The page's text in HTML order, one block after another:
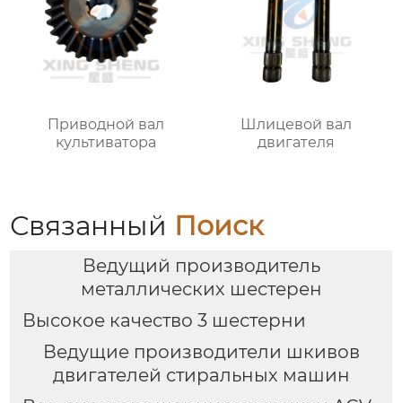
Приводной вал
культиватора
Шлицевой вал
двигателя
Связанный Поиск
Ведущий производитель
металлических шестерен
Высокое качество 3 шестерни
Ведущие производители шкивов
двигателей стиральных машин